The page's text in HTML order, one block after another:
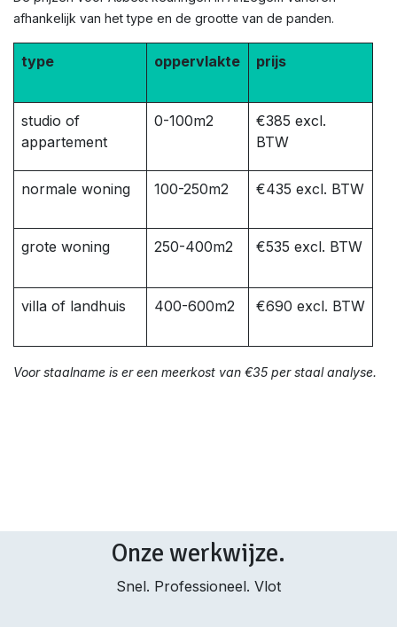
afhankelijk van het type en de grootte van de panden.
type oppervlakte prijs
studio of
appartement
0-100m2
€385 excl.
BTW
normale woning 100-250m2 €435 excl. BTW
grote woning 250-400m2 €535 excl. BTW
villa of landhuis 400-600m2 €690 excl. BTW
Voor staalname is er een meerkost van €35 per staal analyse.
Onze werkwijze.
Snel. Professioneel. Vlot